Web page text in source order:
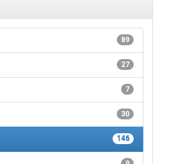
89
27
7
30
146